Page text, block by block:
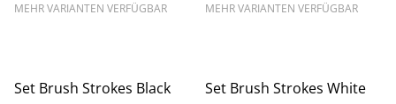
MEHR VARIANTEN VERFÜGBAR MEHR VARIANTEN VERFÜGBAR
Set Brush Strokes Black
Set Brush Strokes White